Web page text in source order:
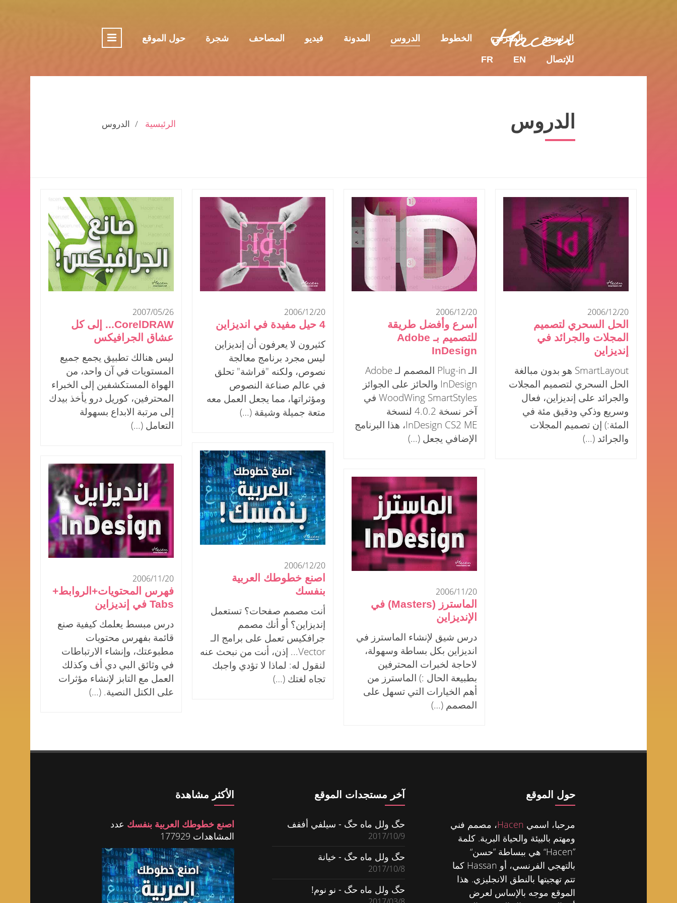
الرئيسية المعرض الخطوط الدروس المدونة فيديو المصاحف شجرة حول الموقع
للإتصال EN
FR
الدروس الرئيسية الدروس
2007/05/26
CorelDRAW... إلى كل
عشاق الجرافيكس
ليس هنالك تطبيق يجمع جميع
المستويات في آن واحد، من
الهواة المستكشفين إلى الخبراء
المحترفين، كوريل درو يأخذ بيدك
إلى مرتبة الابداع بسهولة
التعامل (…)
2006/12/20
4 حيل مفيدة في انديزاين
كثيرون لا يعرفون أن إنديزاين
ليس مجرد برنامج معالجة
نصوص، ولكنه "فراشة" تحلق
في عالم صناعة النصوص
ومؤثراتها، مما يجعل العمل معه
متعة جميلة وشيقة (…)
2006/12/20
أسرع وأفضل طريقة
للتصميم بـ Adobe
InDesign
الـ Plug-in المصمم لـ Adobe
InDesign والحائز على الجوائز
WoodWing SmartStyles في
آخر نسخة 4.0.2 لنسخة
InDesign CS2 ME، هذا البرنامج
الإضافي يجعل (…)
2006/12/20
الحل السحري لتصميم
المجلات والجرائد في
إنديزاين
SmartLayout هو بدون مبالغة
الحل السحري لتصميم المجلات
والجرائد على إنديزاين، فعال
وسريع وذكي ودقيق مئة في
المئة:) إن تصميم المجلات
والجرائد (…)
2006/12/20
اصنع خطوطك العربية
بنفسك
أنت مصمم صفحات؟ تستعمل
إنديزاين؟ أو أنك مصمم
جرافكيس تعمل على برامج الـ
Vector... إذن، أنت من نبحث عنه
لنقول له: لماذا لا تؤدي واجبك
تجاه لغتك (…)
2006/11/20
فهرس المحتويات+الروابط+
Tabs في إنديزاين
درس مبسط يعلمك كيفية صنع
قائمة بفهرس محتويات
مطبوعتك، وإنشاء الارتباطات
في وثائق البي دي أف وكذلك
العمل مع التابز لإنشاء مؤثرات
على الكتل النصية. (…)
2006/11/20
الماسترز (Masters) في
الإنديزاين
درس شيق لإنشاء الماسترز في
انديزاين بكل بساطة وسهولة،
لاحاجة لخبرات المحترفين
بطبيعة الحال :) الماسترز من
أهم الخيارات التي تسهل على
المصمم (…)
حول الموقع
مرحبا، اسمي Hacen، مصمم فني
ومهتم بالبيئة والحياة البرية. كلمة
”Hacen“ هي ببساطة ”حسن“
بالتهجي الفرنسي، أو Hassan كما
تتم تهجيتها بالنطق الانجليزي. هذا
الموقع موجه بالإساس لعرض
آخر مستجدات الموقع
حگ ولل ماه حگ - سيلفي أففف
2017/10/9
حگ ولل ماه حگ - خيانة
2017/10/8
حگ ولل ماه حگ - نو نوم!
الأكثر مشاهدة
اصنع خطوطك العربية بنفسك عدد
المشاهدات 177929